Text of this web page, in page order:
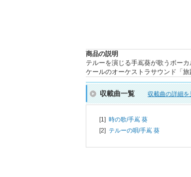
商品の説明
テルーを演じる手嶌葵が歌うボー
ケールのオーケストラサウンド「
収載曲一覧 収載曲の詳細を
[1] 時の歌/手嶌 葵
[2] テルーの唄/手嶌 葵